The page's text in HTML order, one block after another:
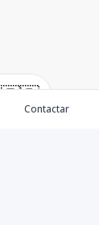
🇫🇷
Contactar